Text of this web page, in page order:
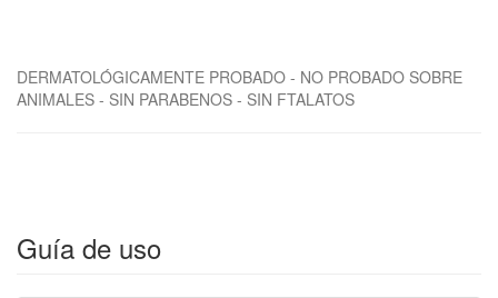
DERMATOLÓGICAMENTE PROBADO - NO PROBADO SOBRE
ANIMALES - SIN PARABENOS - SIN FTALATOS
Guía de uso